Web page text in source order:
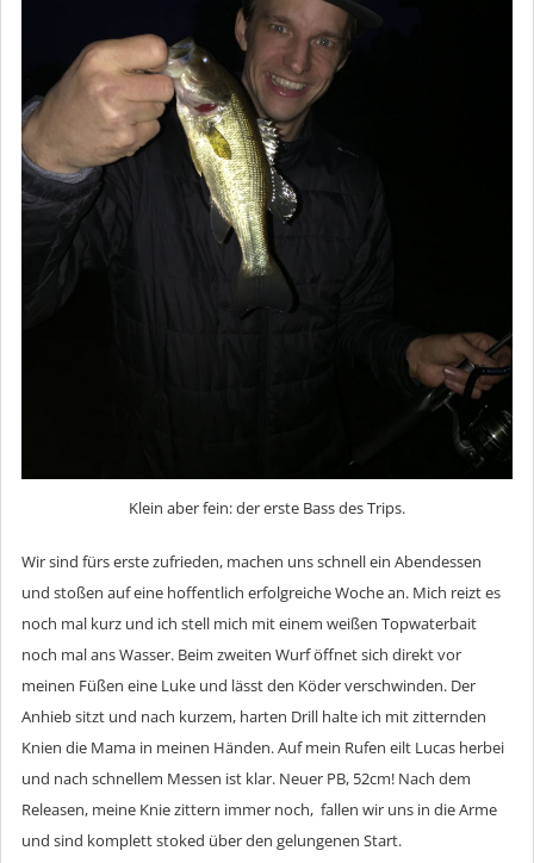
Klein aber fein: der erste Bass des Trips.
Wir sind fürs erste zufrieden, machen uns schnell ein Abendessen
und stoßen auf eine hoffentlich erfolgreiche Woche an. Mich reizt es
noch mal kurz und ich stell mich mit einem weißen Topwaterbait
noch mal ans Wasser. Beim zweiten Wurf öffnet sich direkt vor
meinen Füßen eine Luke und lässt den Köder verschwinden. Der
Anhieb sitzt und nach kurzem, harten Drill halte ich mit zitternden
Knien die Mama in meinen Händen. Auf mein Rufen eilt Lucas herbei
und nach schnellem Messen ist klar. Neuer PB, 52cm! Nach dem
Releasen, meine Knie zittern immer noch, fallen wir uns in die Arme
und sind komplett stoked über den gelungenen Start.